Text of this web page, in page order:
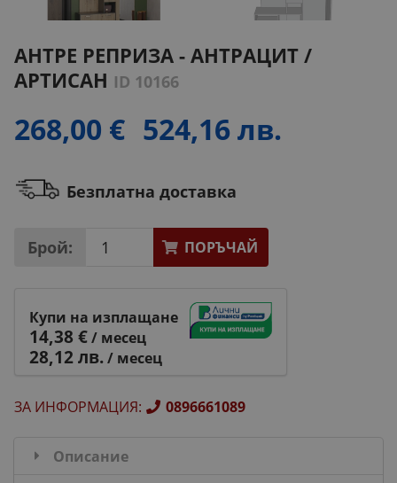
АНТРЕ РЕПРИЗА - АНТРАЦИТ /
АРТИСАН ID 10166
268,00 € 524,16 лв.
Безплатна доставка
Брой: ПОРЪЧАЙ
Купи на изплащане
14,38 €/ месец
28,12 лв./ месец
ЗА ИНФОРМАЦИЯ: 0896661089
Описание